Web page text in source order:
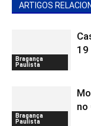
ARTIGOS
Bragança
Paulista
19
Bragança
Paulista
no